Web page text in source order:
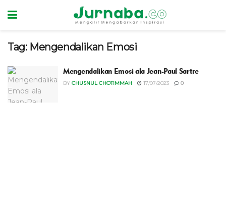
Tag: Mengendalikan Emosi
Mengendalikan Emosi ala Jean-Paul Sartre
BY CHUSNUL CHOTIMMAH 17/07/2023 0